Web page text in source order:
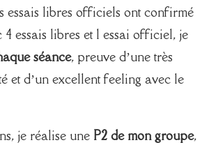
essais libres officiels ont confirmé
essais libres et 1 essai officiel, je
séance, preuve d’une très
et d’un excellent feeling avec le
je réalise une P2 de mon groupe,